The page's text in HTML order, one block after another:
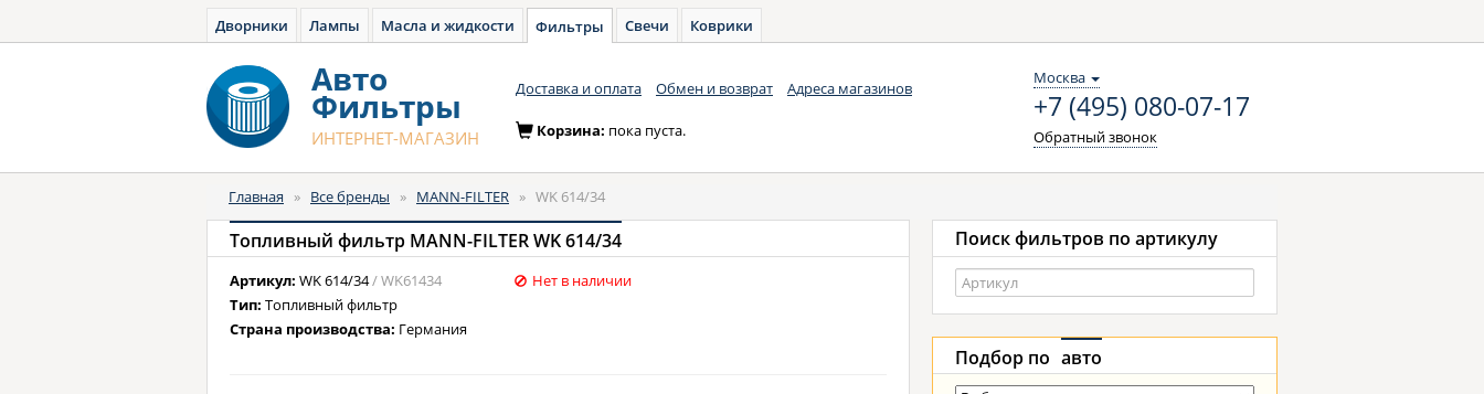
Дворники Лампы Масла и жидкости Фильтры Свечи Коврики
Авто
Фильтры
ИНТЕРНЕТ-МАГАЗИН
Доставка и оплата Обмен и возврат Адреса магазинов
Москва
+7 (495) 080-07-17
Обратный звонок
Корзина: пока пуста.
Главная » Все бренды » MANN-FILTER » WK 614/34
Топливный фильтр MANN-FILTER WK 614/34
Артикул: WK 614/34/ WK61434
Тип: Топливный фильтр
Страна производства: Германия
Нет в наличии
Поиск фильтров по артикулу
Подбор по авто